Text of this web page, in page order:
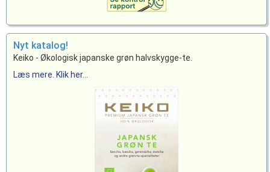
Nyt katalog!
Keiko - Økologisk japanske grøn halvskygge-te.
Læs mere. Klik her...